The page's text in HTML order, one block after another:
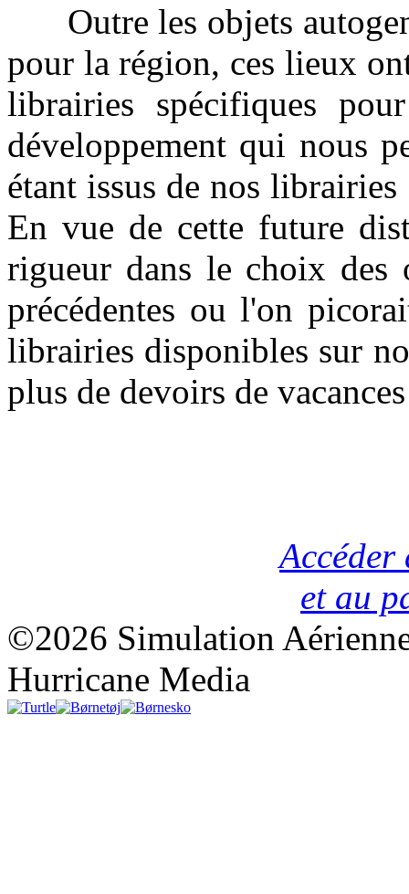
Outre les objets
pour la région, ces lieux
librairies spécifiques
développement qui nous
étant issus de nos
En vue de cette future
rigueur dans le choix des
précédentes ou l'on
librairies disponibles sur
plus de devoirs de
et au
©2026 Simulation
Hurricane Media